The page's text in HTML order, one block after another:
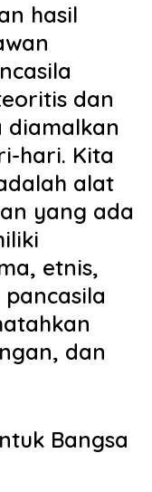
hasil
dan
hari. Kita
alat
yang ada
etnis,
dan
Bangsa